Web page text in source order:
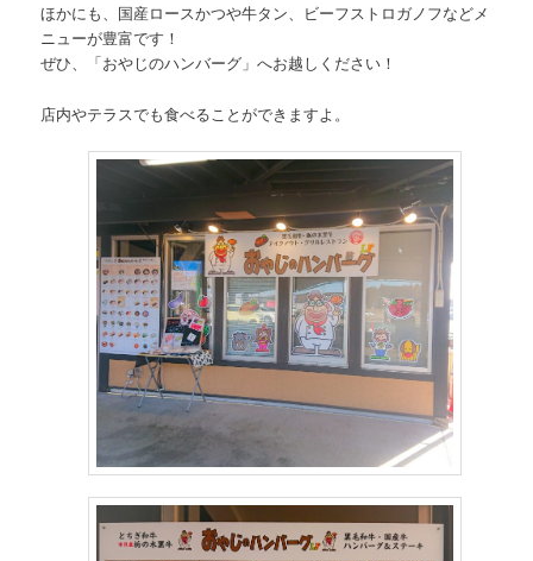
ほかにも、国産ロースかつや牛タン、ビーフストロガノフなどメ
ニューが豊富です！
ぜひ、「おやじのハンバーグ」へお越しください！
店内やテラスでも食べることができますよ。